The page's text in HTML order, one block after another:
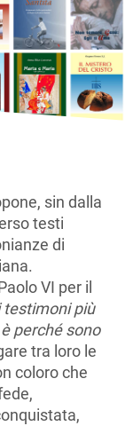
sin dalla
testi
di
VI per il
testimoni più
perché sono
tra loro le
coloro che